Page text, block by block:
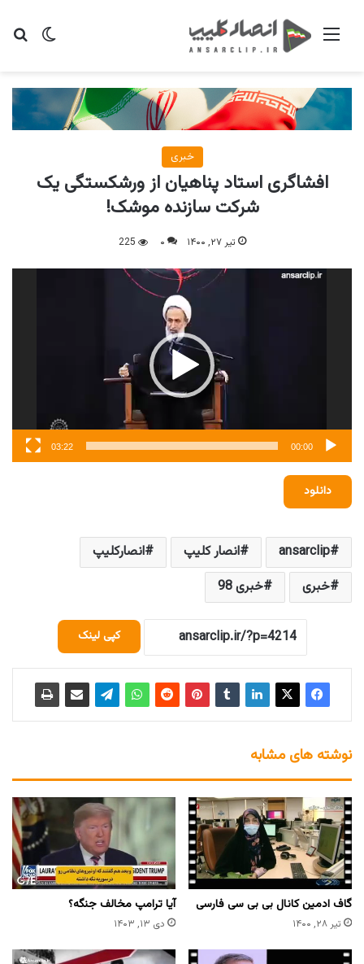
تغییر منو
خبری
افشاگری استاد پناهیان از ورشکستگی یک
شرکت سازنده موشک!
تیر ۲۷, ۱۴۰۰ ۰ 225
نمایشگر
00:00
03:22
دانلود
ansarclip انصار کلیپ
انصارکلیپ
خبری
خبری 98
کپی لینک
نوشته های مشابه
گاف ادمین کانال بی بی سی فارسی
تیر ۲۸, ۱۴۰۰
آیا ترامپ مخالف جنگه؟
دی ۱۳, ۱۴۰۳